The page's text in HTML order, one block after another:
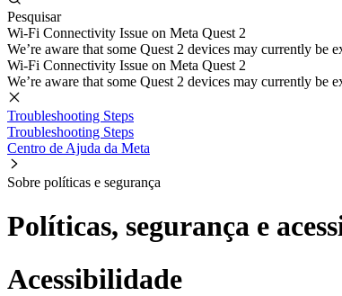
Pesquisar
Wi-Fi Connectivity Issue on Meta Quest 2
We’re aware that some Quest 2 devices may currently
Wi-Fi Connectivity Issue on Meta Quest 2
We’re aware that some Quest 2 devices may currently
Troubleshooting Steps
Troubleshooting Steps
Centro de Ajuda da Meta
Sobre políticas e segurança
Políticas, segurança e
Acessibilidade